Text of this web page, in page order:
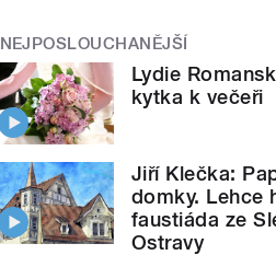
NEJPOSLOUCHANĚJŠÍ
Lydie
kytka k večeři
Jiří Klečka:
domky. Lehce
faustiáda ze
Ostravy